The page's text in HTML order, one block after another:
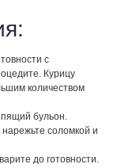
с
Курицу
количеством
бульон.
соломкой и
до готовности.